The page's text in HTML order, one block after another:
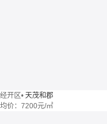
经开区• 天茂和郡
均价： 7200元/㎡